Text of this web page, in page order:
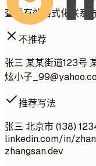
查看有效格式化联系
不推荐
张三 某某街道123号
炫小子
推荐写法
张三 北京市 (138)
linkedin.com/in/
zhangsan.dev